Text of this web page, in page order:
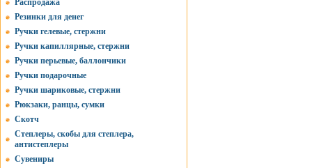
Распродажа
Резинки для денег
Ручки гелевые, стержни
Ручки капиллярные, стержни
Ручки перьевые, баллончики
Ручки подарочные
Ручки шариковые, стержни
Рюкзаки, ранцы, сумки
Скотч
Степлеры, скобы для степлера,
антистеплеры
Сувениры